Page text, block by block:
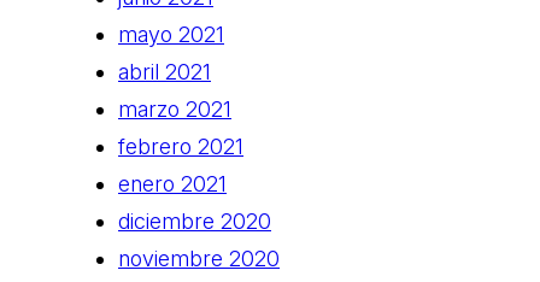
mayo 2021
abril 2021
marzo 2021
febrero 2021
enero 2021
diciembre 2020
noviembre 2020